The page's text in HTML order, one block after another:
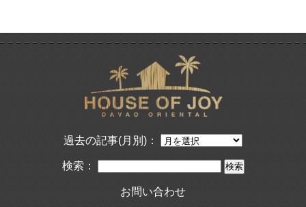
過去の記事(月別)：
検索：
お問い合わせ